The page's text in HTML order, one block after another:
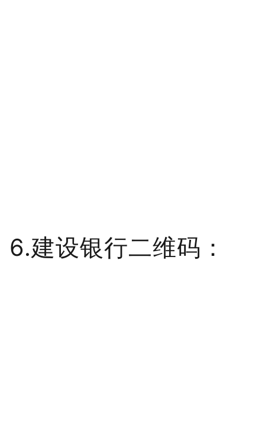
6.建设银行二维码：